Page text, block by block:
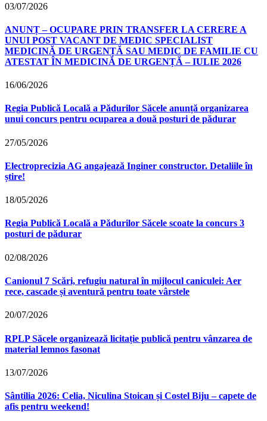
03/07/2026
ANUNȚ – OCUPARE PRIN TRANSFER LA CERERE A
UNUI POST VACANT DE MEDIC SPECIALIST
MEDICINĂ DE URGENȚĂ SAU MEDIC DE FAMILIE CU
ATESTAT ÎN MEDICINĂ DE URGENȚĂ – IULIE 2026
16/06/2026
Regia Publică Locală a Pădurilor Săcele anunță organizarea
unui concurs pentru ocuparea a două posturi de pădurar
27/05/2026
Electroprecizia AG angajează Inginer constructor. Detaliile în
știre!
18/05/2026
Regia Publică Locală a Pădurilor Săcele scoate la concurs 3
posturi de pădurar
02/08/2026
Canionul 7 Scări, refugiu natural în mijlocul caniculei: Aer
rece, cascade și aventură pentru toate vârstele
20/07/2026
RPLP Săcele organizează licitație publică pentru vânzarea de
material lemnos fasonat
13/07/2026
Sântilia 2026: Celia, Niculina Stoican și Costel Biju – capete de
afis pentru weekend!